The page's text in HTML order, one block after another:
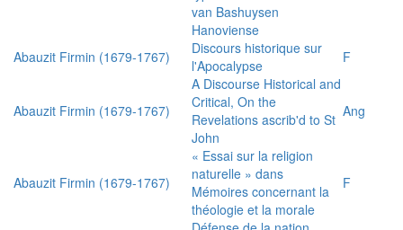
van Bashuysen
Hanoviense
Abauzit Firmin (1679-1767)
Discours historique sur
l'Apocalypse
F
Abauzit Firmin (1679-1767)
A Discourse Historical and
Critical, On the
Revelations ascrib'd to St
John
Ang
Abauzit Firmin (1679-1767)
« Essai sur la religion
naturelle » dans
Mémoires concernant la
théologie et la morale
F